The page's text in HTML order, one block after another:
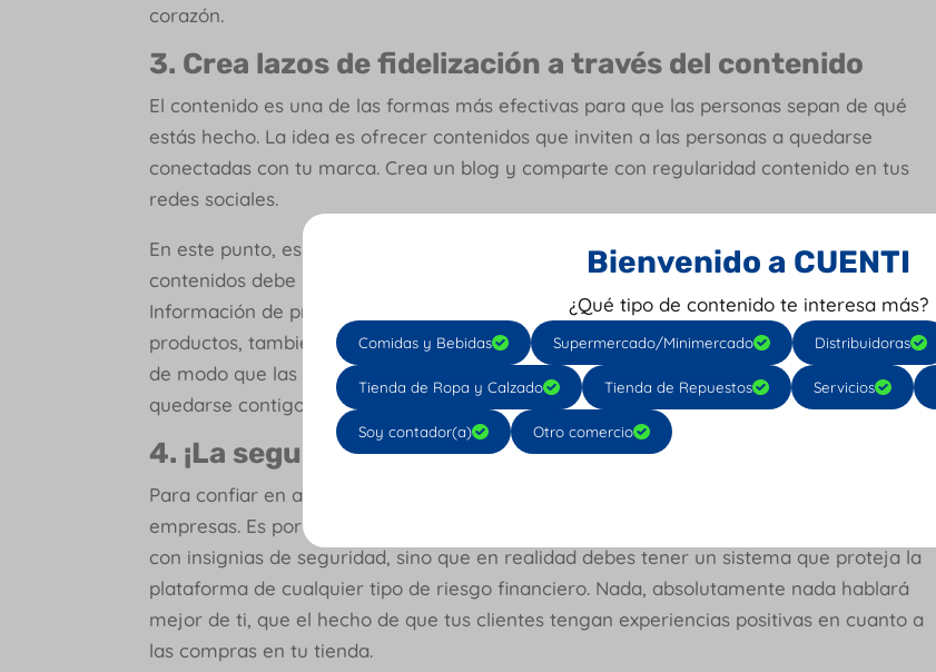
corazón.
3. Crea lazos de fidelización a través del contenido
El contenido es una de las formas más efectivas para que las personas sepan de qué
estás hecho. La idea es ofrecer contenidos que inviten a las personas a quedarse
conectadas con tu marca. Crea un blog y comparte con regularidad contenido en tus
redes sociales.
En este punto, es vital que combines el punto anterior, es decir, que cada uno de tus
contenidos debe reflejar el alma de tu empresa. ¿Qué tipo de contenidos puedo crear?
Información de productos y servicios, información adicional sobre cómo usar tus
productos, también es ideal ofrecer otros contenidos asociados a tu nicho comercial,
de modo que las personas sepan que eres un experto en la materia y quieran
quedarse contigo.
4. ¡La seguridad ante todo!
Para confiar en alguien, necesitamos sentirnos seguros, lo mismo pasa con las
empresas. Es por eso que al momento de
con insignias de seguridad, sino que en realidad debes tener un sistema que proteja la
plataforma de cualquier tipo de riesgo financiero. Nada, absolutamente nada hablará
mejor de ti, que el hecho de que tus clientes tengan experiencias positivas en cuanto a
las compras en tu tienda.
Bienvenido a CUENTI
¿Qué tipo de contenido te interesa más?
Comidas y Bebidas Supermercado/Minimercado Distribuidoras
Tienda de Ropa y Calzado Tienda de Repuestos Servicios
Soy contador(a) Otro comercio